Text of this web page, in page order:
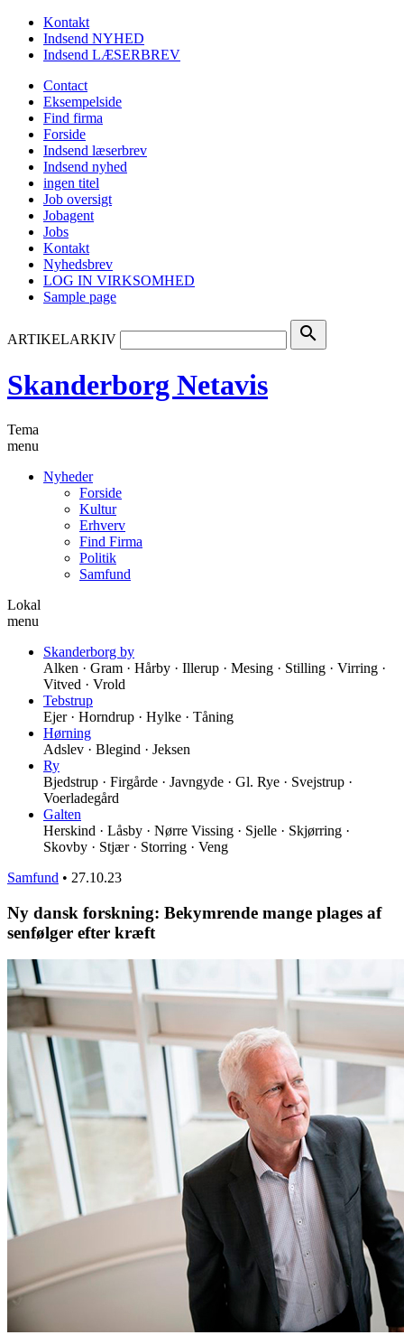
Kontakt
Indsend NYHED
Indsend LÆSERBREV
Contact
Eksempelside
Find firma
Forside
Indsend læserbrev
Indsend nyhed
ingen titel
Job oversigt
Jobagent
Jobs
Kontakt
Nyhedsbrev
LOG IN VIRKSOMHED
Sample page
ARTIKELARKIV search
Skanderborg Netavis
Tema
menu
Nyheder
Forside
Kultur
Erhverv
Find Firma
Politik
Samfund
Lokal
menu
Skanderborg by
Alken · Gram · Hårby · Illerup · Mesing · Stilling · Virring ·
Vitved · Vrold
Tebstrup
Ejer · Horndrup · Hylke · Tåning
Hørning
Adslev · Blegind · Jeksen
Ry
Bjedstrup · Firgårde · Javngyde · Gl. Rye · Svejstrup ·
Voerladegård
Galten
Herskind · Låsby · Nørre Vissing · Sjelle · Skjørring ·
Skovby · Stjær · Storring · Veng
Samfund • 27.10.23
Ny dansk forskning: Bekymrende mange plages af
senfølger efter kræft